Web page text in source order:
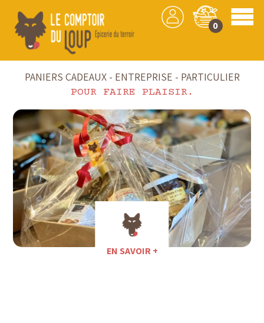
0
Accueil
PANIERS CADEAUX - ENTREPRISE - PARTICULIER
POUR FAIRE PLAISIR.
EN SAVOIR +